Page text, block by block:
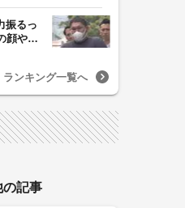
振るっ
顔や腹
ランキング一覧へ
の記事